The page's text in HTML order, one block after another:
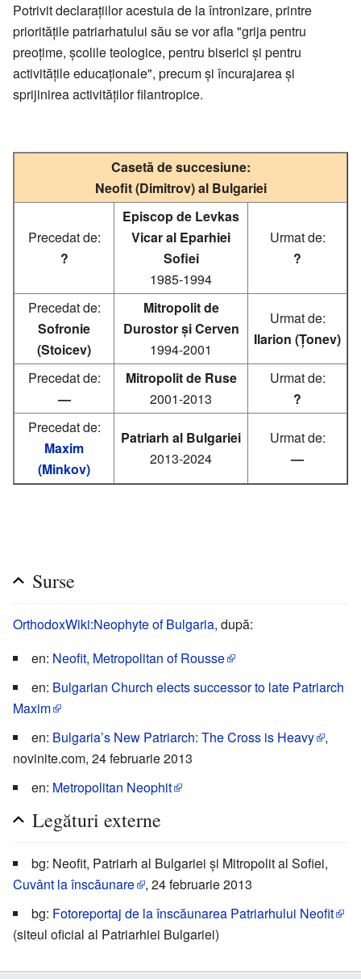
Potrivit declarațiilor acestuia de la întronizare, printre
prioritățile patriarhatului său se vor afla "grija pentru
preoțime, școlile teologice, pentru biserici și pentru
activitățile educaționale", precum și încurajarea și
sprijinirea activităților filantropice.
Casetă de succesiune:
Neofit (Dimitrov) al Bulgariei
Precedat de:
?
Episcop de Levkas
Vicar al Eparhiei
Sofiei
1985-1994
Urmat de:
?
Precedat de:
Sofronie
(Stoicev)
Mitropolit de
Durostor și Cerven
1994-2001
Urmat de:
Ilarion (Țonev)
Precedat de:
—
Mitropolit de Ruse
2001-2013
Urmat de:
?
Precedat de:
Maxim
(Minkov)
Patriarh al Bulgariei
2013-2024
Urmat de:
—
Surse
OrthodoxWiki:Neophyte of Bulgaria, după:
en: Neofit, Metropolitan of Rousse
en: Bulgarian Church elects successor to late Patriarch
Maxim
en: Bulgaria’s New Patriarch: The Cross is Heavy
,
novinite.com, 24 februarie 2013
en: Metropolitan Neophit
Legături externe
bg: Neofit, Patriarh al Bulgariei și Mitropolit al Sofiei,
Cuvânt la înscăunare
, 24 februarie 2013
bg: Fotoreportaj de la înscăunarea Patriarhului Neofit
(siteul oficial al Patriarhiei Bulgariei)